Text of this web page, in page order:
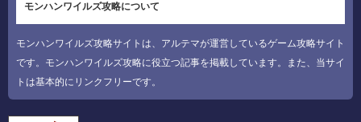
モンハンワイルズ攻略について
モンハンワイルズ攻略サイトは、アルテマが運営しているゲーム攻略サイト
です。モンハンワイルズ攻略に役立つ記事を掲載しています。また、当サイ
トは基本的にリンクフリーです。